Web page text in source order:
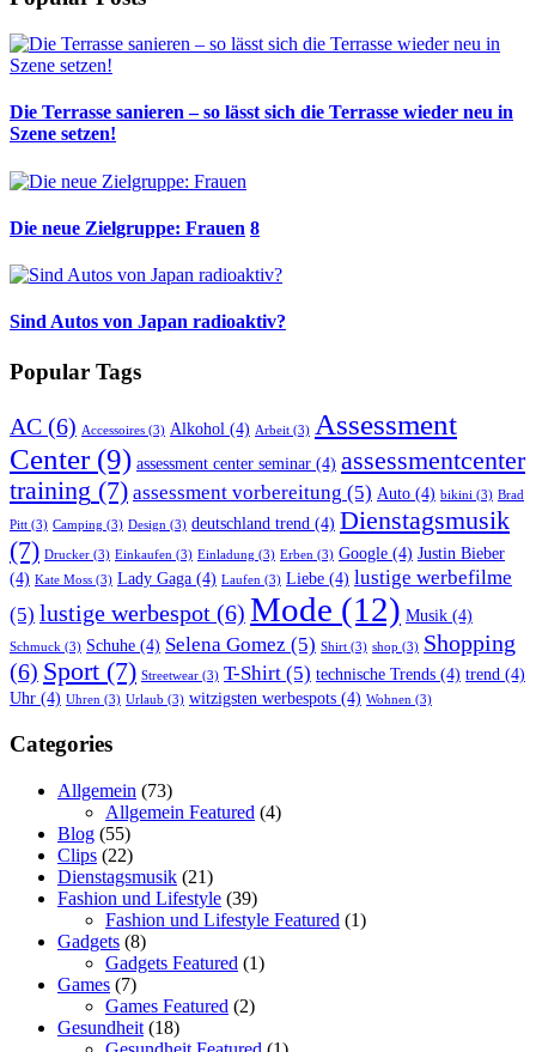
Die Terrasse sanieren – so lässt sich die Terrasse wieder neu in
Szene setzen!
Die neue Zielgruppe: Frauen 8
Sind Autos von Japan radioaktiv?
Popular Tags
AC (6) Accessoires (3) Alkohol (4) Arbeit (3) Assessment
Center(9) assessment center seminar (4) assessmentcenter
training (7) assessment vorbereitung (5) Auto (4) bikini (3) Brad
Pitt (3) Camping (3) Design (3) deutschland trend (4) Dienstagsmusik
(7) Drucker (3) Einkaufen (3) Einladung (3) Erben (3) Google (4) Justin Bieber
(4) Kate Moss (3) Lady Gaga (4) Laufen (3) Liebe (4) lustige werbefilme
(5) lustige werbespot (6) Mode (12) Musik (4)
Schmuck (3) Schuhe (4) Selena Gomez (5) Shirt (3) shop (3) Shopping
(6) Sport (7) Streetwear (3) T-Shirt (5) technische Trends (4) trend (4)
Uhr (4) Uhren (3) Urlaub (3) witzigsten werbespots (4) Wohnen (3)
Categories
Allgemein (73)
Allgemein Featured (4)
Blog (55)
Clips (22)
Dienstagsmusik (21)
Fashion und Lifestyle (39)
Fashion und Lifestyle Featured (1)
Gadgets (8)
Gadgets Featured (1)
Games (7)
Games Featured (2)
Gesundheit (18)